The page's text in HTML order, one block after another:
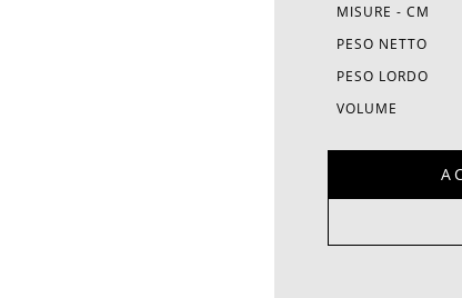
MISURE - CM
PESO NETTO
PESO LORDO
VOLUME